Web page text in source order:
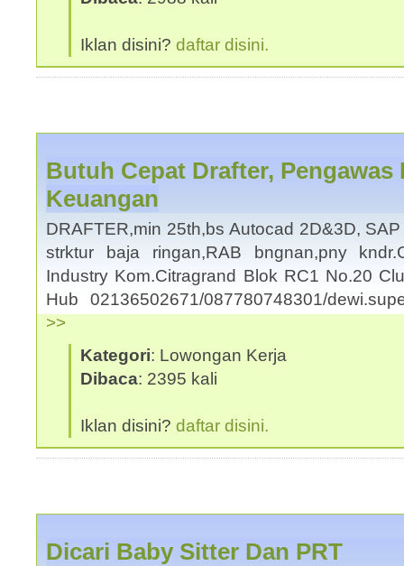
Iklan disini? daftar disini.
Butuh Cepat Drafter, Pengawas
Keuangan
DRAFTER,min 25th,bs Autocad 2D&3D,
strktur baja ringan,RAB bngnan,pny
Industry Kom.Citragrand Blok RC1 No.20
Hub 02136502671/087780748301/
>>
Kategori: Lowongan Kerja
Dibaca: 2395 kali
Iklan disini? daftar disini.
Dicari Baby Sitter Dan PRT